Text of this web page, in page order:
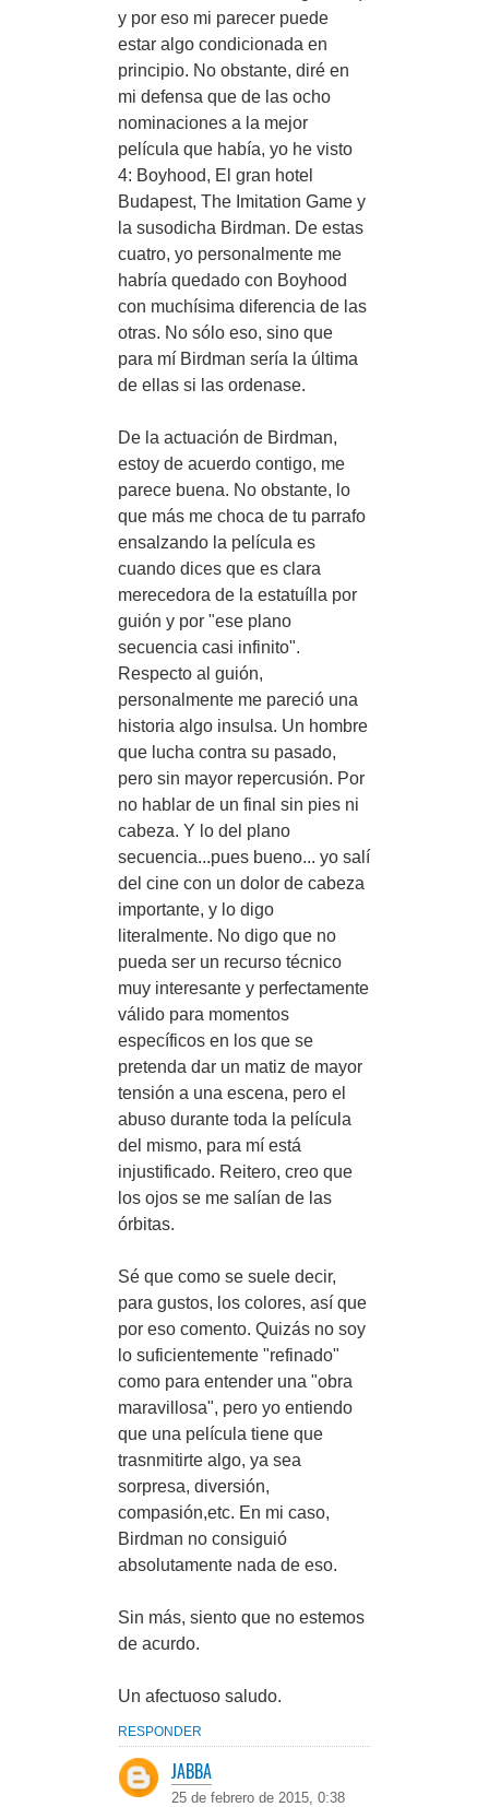
y por eso mi parecer puede
estar algo condicionada en
principio. No obstante, diré en
mi defensa que de las ocho
nominaciones a la mejor
película que había, yo he visto
4: Boyhood, El gran hotel
Budapest, The Imitation Game y
la susodicha Birdman. De estas
cuatro, yo personalmente me
habría quedado con Boyhood
con muchísima diferencia de las
otras. No sólo eso, sino que
para mí Birdman sería la última
de ellas si las ordenase.
De la actuación de Birdman,
estoy de acuerdo contigo, me
parece buena. No obstante, lo
que más me choca de tu parrafo
ensalzando la película es
cuando dices que es clara
merecedora de la estatuílla por
guión y por "ese plano
secuencia casi infinito".
Respecto al guión,
personalmente me pareció una
historia algo insulsa. Un hombre
que lucha contra su pasado,
pero sin mayor repercusión. Por
no hablar de un final sin pies ni
cabeza. Y lo del plano
secuencia...pues bueno... yo salí
del cine con un dolor de cabeza
importante, y lo digo
literalmente. No digo que no
pueda ser un recurso técnico
muy interesante y perfectamente
válido para momentos
específicos en los que se
pretenda dar un matiz de mayor
tensión a una escena, pero el
abuso durante toda la película
del mismo, para mí está
injustificado. Reitero, creo que
los ojos se me salían de las
órbitas.
Sé que como se suele decir,
para gustos, los colores, así que
por eso comento. Quizás no soy
lo suficientemente "refinado"
como para entender una "obra
maravillosa", pero yo entiendo
que una película tiene que
trasnmitirte algo, ya sea
sorpresa, diversión,
compasión,etc. En mi caso,
Birdman no consiguió
absolutamente nada de eso.
Sin más, siento que no estemos
de acurdo.
Un afectuoso saludo.
RESPONDER
JABBA
25 de febrero de 2015, 0:38